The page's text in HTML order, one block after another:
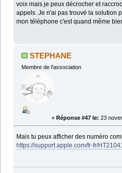
voix mais je peux décrocher et
appels. Je n'ai pas trouvé la solution
mon téléphone c'est quand même
STEPHANE
Membre de l'association
« Réponse #47 le: 23
Mais tu peux afficher des numéro
https://support.apple.com/fr-fr/